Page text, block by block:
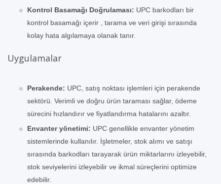
Kontrol Basamağı Doğrulaması: UPC barkodları bir
kontrol basamağı içerir , tarama ve veri girişi sırasında
kolay hata algılamaya olanak tanır.
Uygulamalar
Perakende: UPC, satış noktası işlemleri için perakende
sektörü. Verimli ve doğru ürün taraması sağlar, ödeme
sürecini hızlandırır ve fiyatlandırma hatalarını azaltır.
Envanter yönetimi: UPC genellikle envanter yönetim
sistemlerinde kullanılır. İşletmeler, stok alımı ve satışı
sırasında barkodları tarayarak ürün miktarlarını izleyebilir,
stok seviyelerini izleyebilir ve ikmal süreçlerini optimize
edebilir.